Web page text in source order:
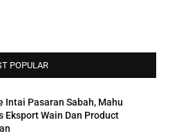
POPULAR
Intai Pasaran Sabah, Mahu
Eksport Wain Dan Product